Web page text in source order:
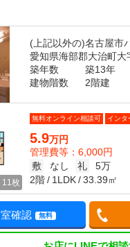
(上記以外の)名古屋市
愛知県海部郡大治町大
築年数
築13年
建物階数
2階建
11枚
無料オンライン相談可 インタ
5.9万円
管理費等：6,000円
敷
なし 礼
5万
2階
1LDK 33.39㎡
確認 無料